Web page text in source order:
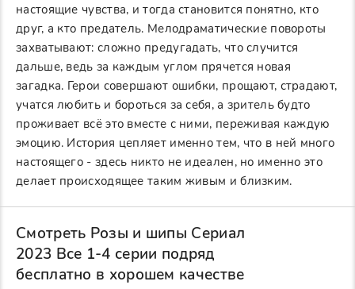
настоящие чувства, и тогда становится понятно, кто
друг, а кто предатель. Мелодраматические повороты
захватывают: сложно предугадать, что случится
дальше, ведь за каждым углом прячется новая
загадка. Герои совершают ошибки, прощают, страдают,
учатся любить и бороться за себя, а зритель будто
проживает всё это вместе с ними, переживая каждую
эмоцию. История цепляет именно тем, что в ней много
настоящего - здесь никто не идеален, но именно это
делает происходящее таким живым и близким.
Смотреть Розы и шипы Сериал
2023 Все 1-4 серии подряд
бесплатно в хорошем качестве